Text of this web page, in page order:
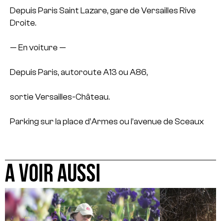
Depuis Paris Saint Lazare, gare de Versailles Rive
Droite.
— En voiture —
Depuis Paris, autoroute A13 ou A86,
sortie Versailles-Château.
Parking sur la place d’Armes ou l’avenue de Sceaux
A VOIR AUSSI